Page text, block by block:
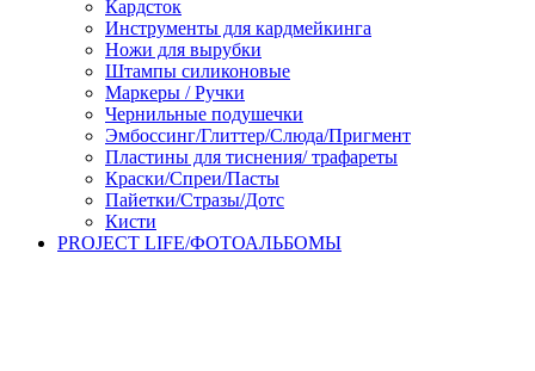
Кардсток
Инструменты для кардмейкинга
Ножи для вырубки
Штампы силиконовые
Маркеры / Ручки
Чернильные подушечки
Эмбоссинг/Глиттер/Слюда/Пригмент
Пластины для тиснения/ трафареты
Краски/Спреи/Пасты
Пайетки/Стразы/Дотс
Кисти
PROJECT LIFE/ФОТОАЛЬБОМЫ